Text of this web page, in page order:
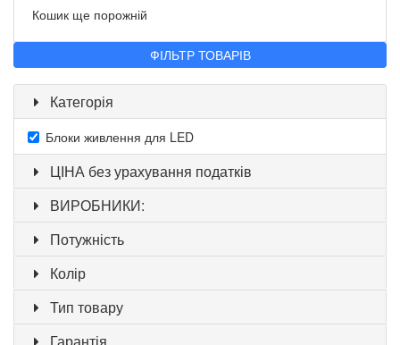
Кошик ще порожній
ФІЛЬТР ТОВАРІВ
Категорія
Блоки живлення для LED
ЦІНА без урахування податків
ВИРОБНИКИ:
Потужність
Колір
Тип товару
Гарантія